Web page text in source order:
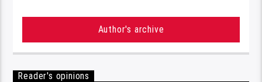
Author's archive
Reader's opinions